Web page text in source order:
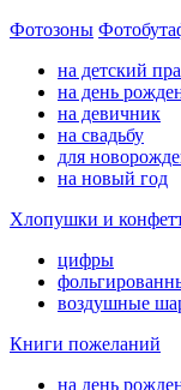
Фотозоны
на детский
на день
на девичник
на свадьбу
для
на новый год
Хлопушки и
цифры
воздушные
Книги пожеланий
на день